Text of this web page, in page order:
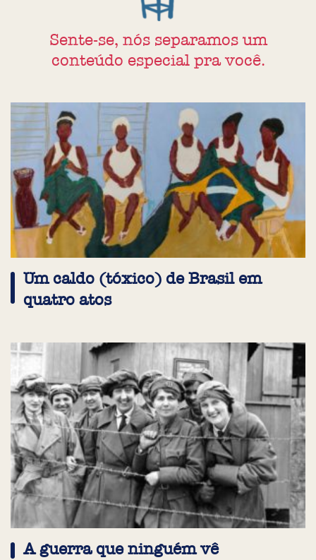
Sente-se, nós separamos um
conteúdo especial pra você.
Um caldo (tóxico) de Brasil em
quatro atos
A guerra que ninguém vê